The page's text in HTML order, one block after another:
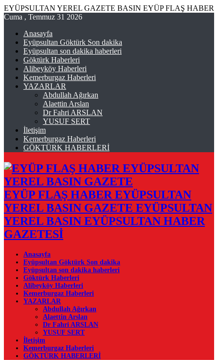
EYÜPSULTAN YEREL GAZETE BASIN EYÜP FLAŞ HABER
Cuma , Temmuz 31 2026
Anasayfa
Eyüpsultan Göktürk Son dakika
Eyüpsultan son dakika haberleri
Göktürk Haberleri
Alibeyköy Haberleri
Kemerburgaz Haberleri
YAZARLAR
Abdullah Ağırkan
Alaettin Arslan
Dr Fahri ARSLAN
YUSUF SERT
İletişim
Kemerburgaz Haberleri
GÖKTÜRK HABERLERİ
EYÜP FLAŞ HABER EYÜPSULTAN
YEREL BASIN GAZETE EYÜPSULTAN
YEREL BASIN EYÜPSULTAN HABER
GAZETESİ
Anasayfa
Eyüpsultan Göktürk Son dakika
Eyüpsultan son dakika haberleri
Göktürk Haberleri
Alibeyköy Haberleri
Kemerburgaz Haberleri
YAZARLAR
Abdullah Ağırkan
Alaettin Arslan
Dr Fahri ARSLAN
YUSUF SERT
İletişim
Kemerburgaz Haberleri
GÖKTÜRK HABERLERİ